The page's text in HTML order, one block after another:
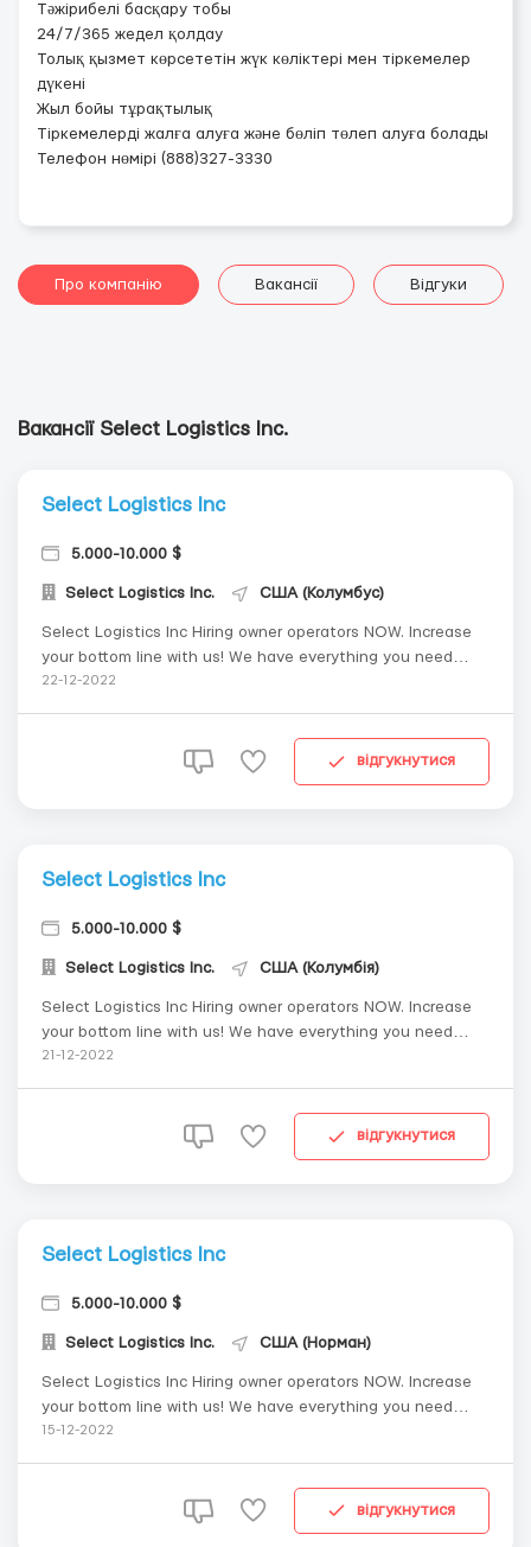
Тәжірибелі басқару тобы
24/7/365 жедел қолдау
Толық қызмет көрсететін жүк көліктері мен тіркемелер
дүкені
Жыл бойы тұрақтылық
Тіркемелерді жалға алуға және бөліп төлеп алуға болады
Телефон нөмірі (888)327-3330
Про компанію Вакансії Відгуки
Вакансії Select Logistics Inc.
Select Logistics Inc
5.000-10.000 $
Select Logistics Inc. США (Колумбус)
Select Logistics Inc Hiring owner operators NOW. Increase
your bottom line with us! We have everything you need
ranging from: No forced dispatch No hidden fees Get 88%
22-12-2022
відгукнутися
Select Logistics Inc
5.000-10.000 $
Select Logistics Inc. США (Колумбія)
Select Logistics Inc Hiring owner operators NOW. Increase
your bottom line with us! We have everything you need
ranging from: No forced dispatch No hidden fees Get 88%
21-12-2022
відгукнутися
Select Logistics Inc
5.000-10.000 $
Select Logistics Inc. США (Норман)
Select Logistics Inc Hiring owner operators NOW. Increase
your bottom line with us! We have everything you need
ranging from: No forced dispatch No hidden fees Get 88%
15-12-2022
відгукнутися